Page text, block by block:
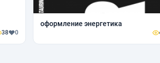
38 0
оформление энергетика